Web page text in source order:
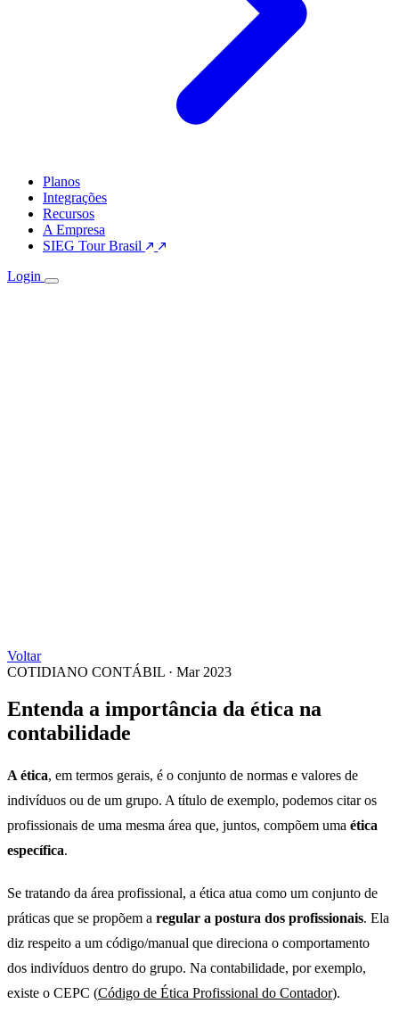
Planos
Integrações
Recursos
A Empresa
SIEG Tour Brasil
Login
Voltar
COTIDIANO CONTÁBIL · Mar 2023
Entenda a importância da ética na
contabilidade
A ética, em termos gerais, é o conjunto de normas e valores de
indivíduos ou de um grupo. A título de exemplo, podemos citar os
profissionais de uma mesma área que, juntos, compõem uma ética
específica.
Se tratando da área profissional, a ética atua como um conjunto de
práticas que se propõem a regular a postura dos profissionais. Ela
diz respeito a um código/manual que direciona o comportamento
dos indivíduos dentro do grupo. Na contabilidade, por exemplo,
existe o CEPC (Código de Ética Profissional do Contador).